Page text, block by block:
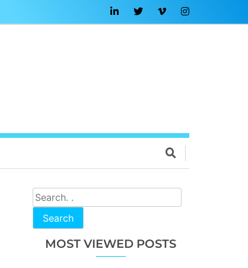
Search
MOST VIEWED POSTS